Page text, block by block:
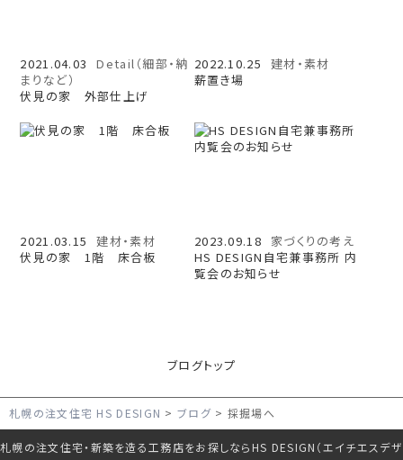
2021.04.03
Detail（細部・納
まりなど）
伏見の家 外部仕上げ
2022.10.25
建材・素材
薪置き場
2021.03.15
建材・素材
伏見の家 1階 床合板
2023.09.18
家づくりの考え
HS DESIGN自宅兼事務所 内
覧会のお知らせ
ブログトップ
札幌の注文住宅 HS DESIGN ブログ 採掘場へ
札幌の注文住宅・新築を造る工務店をお探しならHS DESIGN（エイチエスデザ